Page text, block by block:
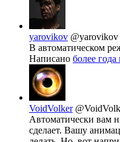
yarovikov @yarovikov
В автоматическом
Написано более года
VoidVolker
Автоматически вам
сделает. Вашу